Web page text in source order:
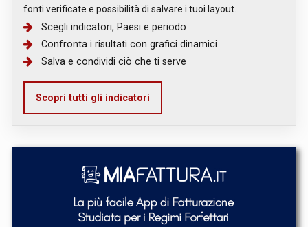
fonti verificate e possibilità di salvare i tuoi layout.
Scegli indicatori, Paesi e periodo
Confronta i risultati con grafici dinamici
Salva e condividi ciò che ti serve
Scopri tutti gli indicatori